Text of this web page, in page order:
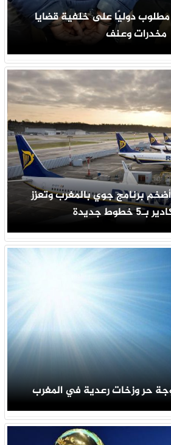
دوليًا على خلفية قضايا
مخدرات وعنف
أضخم برنامج جوي بالمغرب وتعزز
خطوط جديدة
حر وزخات رعدية في المغرب